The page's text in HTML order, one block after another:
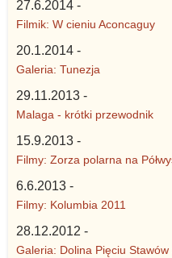
27.6.2014 -
Filmik: W cieniu Aconcaguy
20.1.2014 -
Galeria: Tunezja
29.11.2013 -
Malaga - krótki przewodnik
15.9.2013 -
Filmy: Zorza polarna na
6.6.2013 -
Filmy: Kolumbia 2011
28.12.2012 -
Galeria: Dolina Pięciu Stawów